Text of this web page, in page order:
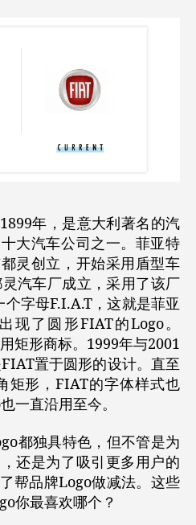
年，是意大利著名的汽
大汽车公司之一。菲亚特
灵创立，开始采用盾型车
汽车厂成立，采用了该厂
字母F.I.A.T，这就是菲亚
现了圆形FIAT的Logo。
矩形商标。1999年与2001
置于圆形的设计。直至
矩形，FIAT的字体样式也
一直沿用至今。
都独具特色，但不管是为
还是为了吸引更多用户的
帮品牌Logo做减法。这些
你最喜欢哪个？